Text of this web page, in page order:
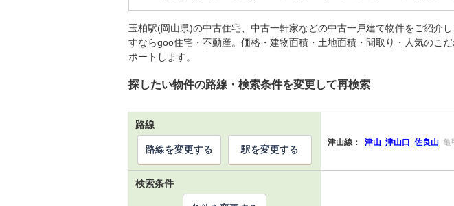
玉柏駅(岡山県)の中古住宅、中古一軒家などの中古一戸建て物件をご紹介
すならgoo住宅・不動産。価格・建物面積・土地面積・間取り・人気のこ
ポートします。
探したい物件の路線・検索条件を変更して再検索
路線
津山線： 津山 津山口 佐良山 亀
路線を変更する 駅を変更する
検索条件